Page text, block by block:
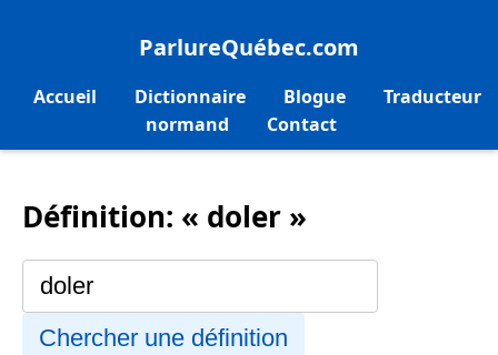
ParlureQuébec.com
Accueil Dictionnaire Blogue
Traducteur
normand
Contact
Définition: « doler »
Chercher une définition